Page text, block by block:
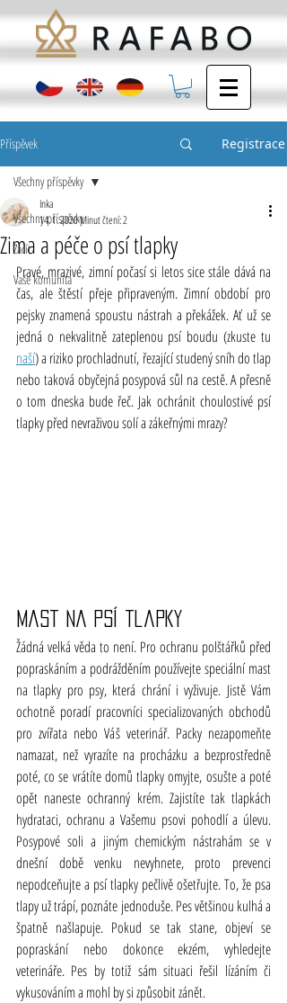
Příspěvek Registrace
Všechny příspěvky
Začít
Vaše komunita
Všechny příspěvky
Zima a péče o psí tlapky
Inka
14. 1. 2020Minut čtení: 2
Pravé, mrazivé, zimní počasí si letos sice stále dává na
čas, ale štěstí přeje připraveným. Zimní období pro
pejsky znamená spoustu nástrah a překážek. Ať už se
naší) a riziko prochladnutí, řezající studený sníh do tlap
nebo taková obyčejná posypová sůl na cestě. A přesně
o tom dneska bude řeč. Jak ochránit choulostivé psí
tlapky před nevraživou solí a zákeřnými mrazy?
Mast na psí tlapky
Žádná velká věda to není. Pro ochranu polštářků před
popraskáním a podrážděním používejte speciální mast
na tlapky pro psy, která chrání i vyživuje. Jistě Vám
ochotně poradí pracovníci specializovaných obchodů
pro zvířata nebo Váš veterinář. Packy nezapomeňte
namazat, než vyrazíte na procházku a bezprostředně
poté, co se vrátíte domů tlapky omyjte, osušte a poté
opět naneste ochranný krém. Zajistíte tak tlapkách
hydrataci, ochranu a Vašemu psovi pohodlí a úlevu.
Posypové soli a jiným chemickým nástrahám se v
dnešní době venku nevyhnete, proto prevenci
nepodceňujte a psí tlapky pečlivě ošetřujte. To, že psa
tlapy už trápí, poznáte jednoduše. Pes většinou kulhá a
špatně našlapuje. Pokud se tak stane, objeví se
popraskání nebo dokonce ekzém, vyhledejte
veterináře. Pes by totiž sám situaci řešil lízáním či
vykusováním a mohl by si způsobit zánět.